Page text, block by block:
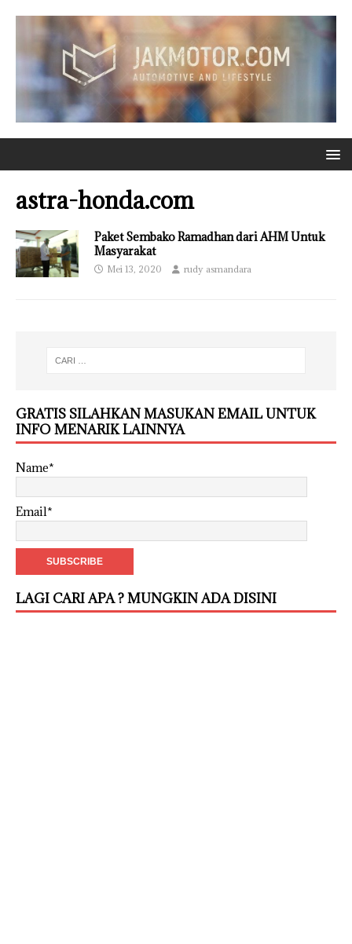
astra-honda.com
Paket Sembako Ramadhan dari AHM Untuk
Masyarakat
Mei 13, 2020 rudy asmandara
GRATIS SILAHKAN MASUKAN EMAIL UNTUK
INFO MENARIK LAINNYA
Name*
Email*
LAGI CARI APA ? MUNGKIN ADA DISINI